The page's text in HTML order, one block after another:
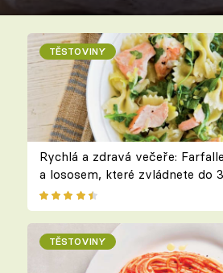
TĚSTOVINY
Rychlá a zdravá večeře:
a lososem, které zvládnete do
TĚSTOVINY